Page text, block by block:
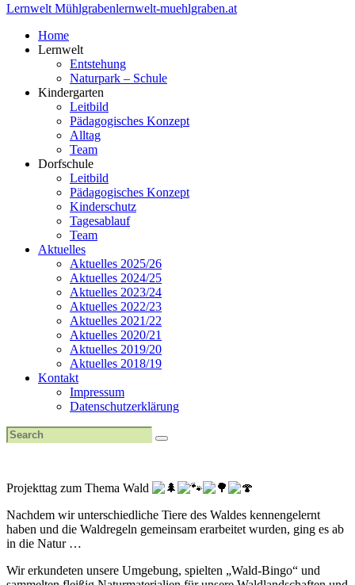
Lernwelt Mühlgrabenlernwelt-muehlgraben.at
Home
Lernwelt
Entstehung
Naturpark – Schule
Kindergarten
Leitbild
Pädagogisches Konzept
Alltag
Team
Dorfschule
Leitbild
Pädagogisches Konzept
Kinderschutz
Tagesablauf
Team
Aktuelles
Aktuelles 2025/26
Aktuelles 2024/25
Aktuelles 2023/24
Aktuelles 2022/23
Aktuelles 2021/22
Aktuelles 2020/21
Aktuelles 2019/20
Aktuelles 2018/19
Kontakt
Impressum
Datenschutzerklärung
Projekttag zum Thema Wald
Nachdem wir unterschiedliche Tiere des Waldes kennengelernt
haben und die Waldregeln gemeinsam erarbeitet wurden, ging es ab
in die Natur …
Wir erkundeten unsere Umgebung, spielten „Wald-Bingo“ und